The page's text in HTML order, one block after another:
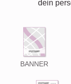
dein
BANNER